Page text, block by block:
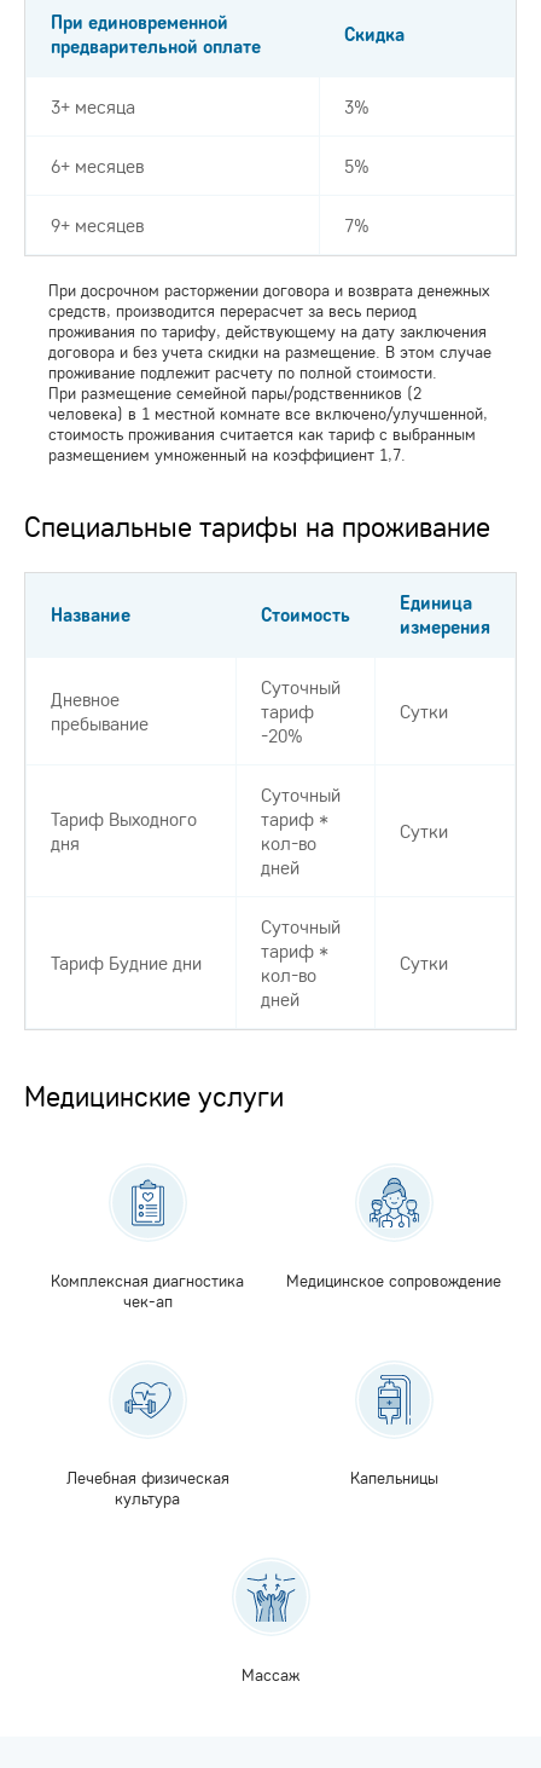
При единовременной
предварительной оплате
Скидка
3+ месяца 3%
6+ месяцев 5%
9+ месяцев 7%
При досрочном расторжении договора и возврата денежных
средств, производится перерасчет за весь период
проживания по тарифу, действующему на дату заключения
договора и без учета скидки на размещение. В этом случае
проживание подлежит расчету по полной стоимости.
При размещение семейной пары/родственников (2
человека) в 1 местной комнате все включено/улучшенной,
стоимость проживания считается как тариф с выбранным
размещением умноженный на коэффициент 1,7.
Специальные тарифы на проживание
Название Стоимость
Единица
измерения
Дневное
пребывание
Суточный
тариф
-20%
Сутки
Тариф Выходного
дня
Суточный
тариф *
кол-во
дней
Сутки
Тариф Будние дни
Суточный
тариф *
кол-во
дней
Сутки
Медицинские услуги
Комплексная диагностика
чек-ап
Медицинское сопровождение
Лечебная физическая
культура
Капельницы
Массаж